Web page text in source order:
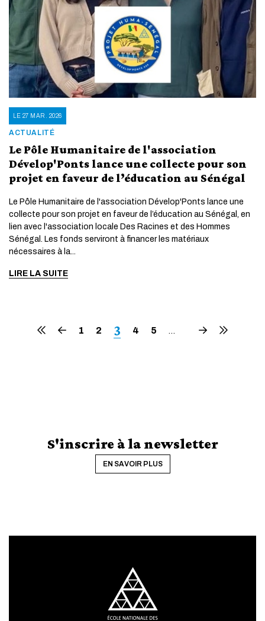
ACTUALITÉ
LE 27 MAR. 2026
Le Pôle Humanitaire de l'association
Dévelop'Ponts lance une collecte pour son
projet en faveur de l’éducation au Sénégal
Le Pôle Humanitaire de l'association Dévelop'Ponts lance une
collecte pour son projet en faveur de l’éducation au Sénégal, en
lien avec l'association locale Des Racines et des Hommes
Sénégal. Les fonds serviront à financer les matériaux
nécessaires à la...
LIRE LA SUITE
PremièrePagePage
1 Page
2
Page
3 Page
4 Page
5 …
PageDernière
S'inscrire à la newsletter
EN SAVOIR PLUS